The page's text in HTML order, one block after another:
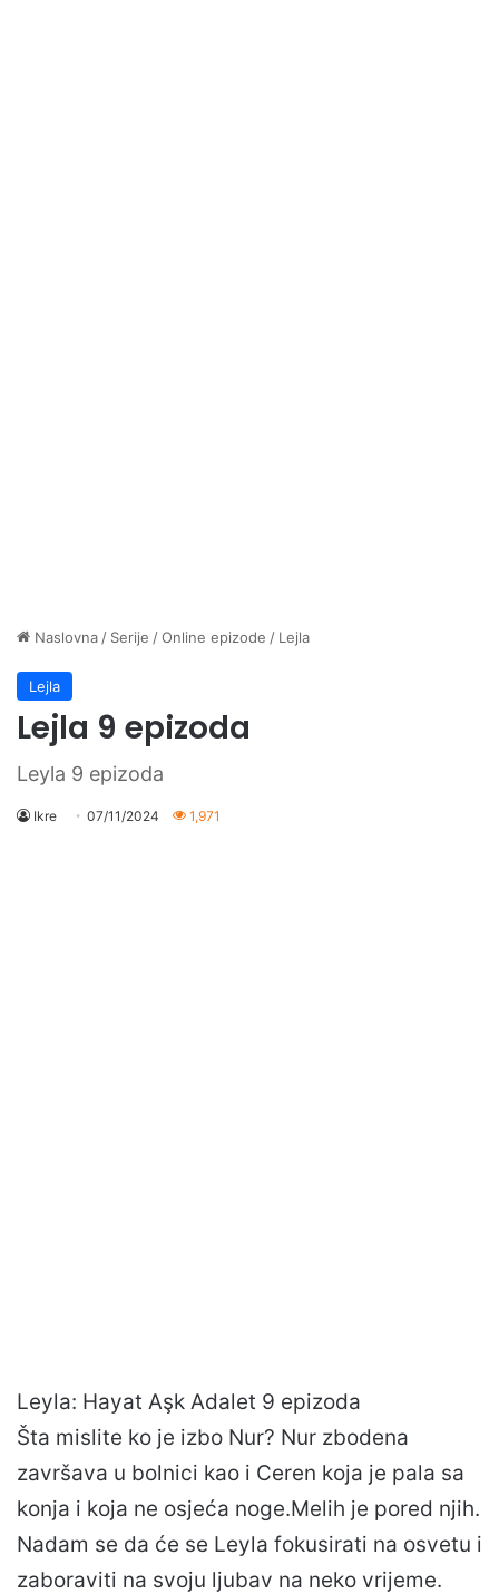
Naslovna / Serije /Online epizode / Lejla
Lejla
Lejla 9 epizoda
Leyla 9 epizoda
Ikre 07/11/2024 1,971
Leyla: Hayat Aşk Adalet 9 epizoda
Šta mislite ko je izbo Nur? Nur zbodena
završava u bolnici kao i Ceren koja je pala sa
konja i koja ne osjeća noge.Melih je pored njih.
Nadam se da će se Leyla fokusirati na osvetu i
zaboraviti na svoju ljubav na neko vrijeme.